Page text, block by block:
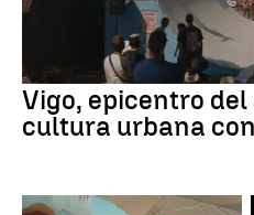
Vigo, epicentro
cultura urbana